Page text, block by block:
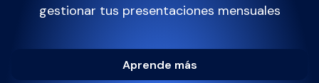
gestionar tus presentaciones mensuales
Aprende más